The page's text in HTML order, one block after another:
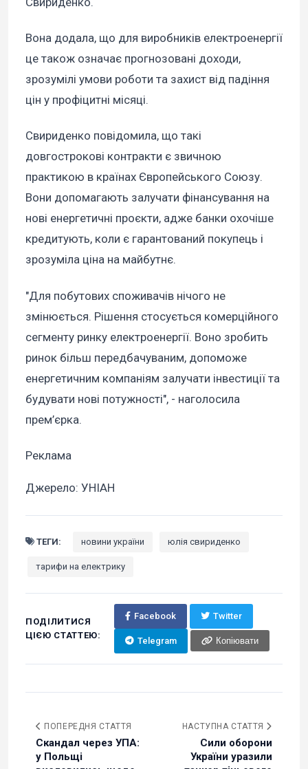
Вона додала, що для виробників електроенергії
це також означає прогнозовані доходи,
зрозумілі умови роботи та захист від падіння
цін у профіцитні місяці.
Свириденко повідомила, що такі
довгострокові контракти є звичною
практикою в країнах Європейського Союзу.
Вони допомагають залучати фінансування на
нові енергетичні проєкти, адже банки охочіше
кредитують, коли є гарантований покупець і
зрозуміла ціна на майбутнє.
"Для побутових споживачів нічого не
змінюється. Рішення стосується комерційного
сегменту ринку електроенергії. Воно зробить
ринок більш передбачуваним, допоможе
енергетичним компаніям залучати інвестиції та
будувати нові потужності", - наголосила
прем’єрка.
Реклама
Джерело: УНІАН
ТЕГИ: новини україни юлія свириденко
тарифи на електрику
ПОДІЛИТИСЯ
ЦІЄЮ СТАТТЕЮ:
Facebook Twitter
Telegram Копіювати
ПОПЕРЕДНЯ СТАТТЯ
Скандал через УПА:
у Польщі
НАСТУПНА СТАТТЯ
Сили оборони
України уразили